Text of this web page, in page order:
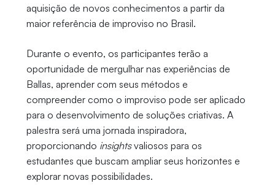
aquisição de novos conhecimentos a partir da
maior referência de improviso no Brasil.
Durante o evento, os participantes terão a
oportunidade de mergulhar nas experiências de
Ballas, aprender com seus métodos e
compreender como o improviso pode ser aplicado
para o desenvolvimento de soluções criativas. A
palestra será uma jornada inspiradora,
proporcionando insightsvaliosos para os
estudantes que buscam ampliar seus horizontes e
explorar novas possibilidades.